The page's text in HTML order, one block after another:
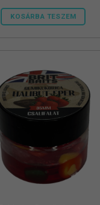
KOSÁRBA TESZEM